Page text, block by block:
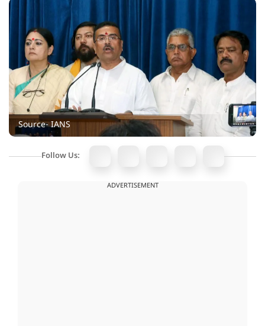
Source- IANS
Follow Us:
ADVERTISEMENT